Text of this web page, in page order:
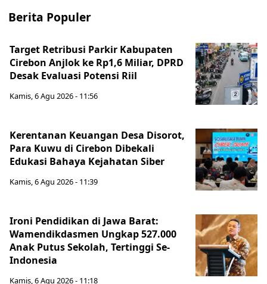
Berita Populer
Target Retribusi Parkir Kabupaten
Cirebon Anjlok ke Rp1,6 Miliar, DPRD
Desak Evaluasi Potensi Riil
Kamis, 6 Agu 2026 - 11:56
Kerentanan Keuangan Desa Disorot,
Para Kuwu di Cirebon Dibekali
Edukasi Bahaya Kejahatan Siber
Kamis, 6 Agu 2026 - 11:39
Ironi Pendidikan di Jawa Barat:
Wamendikdasmen Ungkap 527.000
Anak Putus Sekolah, Tertinggi Se-
Indonesia
Kamis, 6 Agu 2026 - 11:18